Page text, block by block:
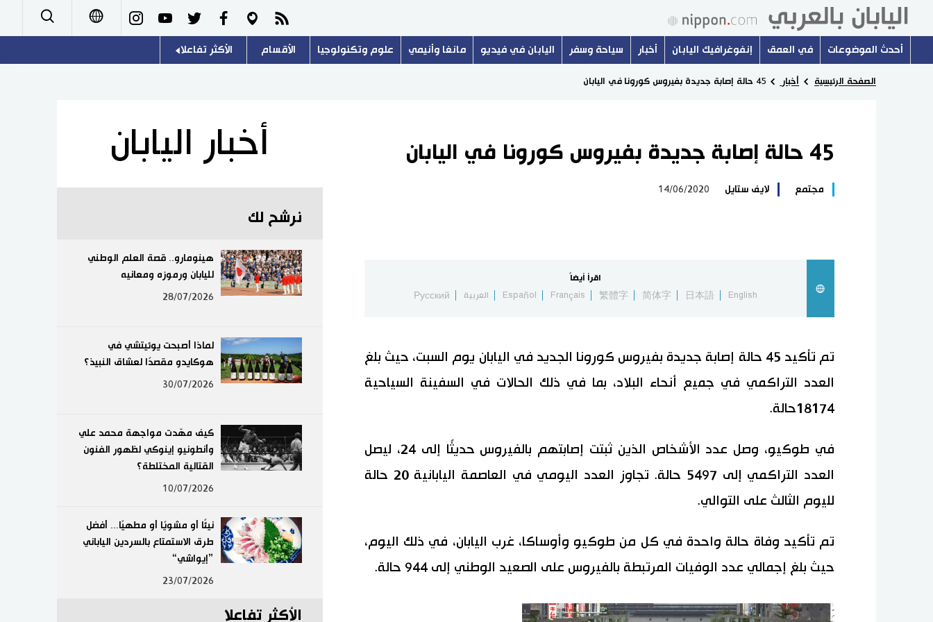
Русский
أحدث الموضوعات في العمق إنفوغرافيك اليابان أخبار سياحة وسفر اليابان في فيديو مانغا وأنيمي علوم وتكنولوجيا الأقسام
تجارب وآراء
سياسة
اقتصاد
مجتمع
ثقافة
طوكيو
الأكثر تفاعلا
هو وهي
المطبخ الياباني
الصفحة الرئيسية أخبار 45 حالة إصابة جديدة بفيروس كورونا في اليابان
45 حالة إصابة جديدة بفيروس كورونا في اليابان
مجتمع لايف ستايل 14/06/2020
اقرأ أيضاً
English
日本語
简体字
繁體字
Français
Español العربية Русский
تم تأكيد 45 حالة إصابة جديدة بفيروس كورونا الجديد في اليابان يوم السبت، حيث بلغ
العدد التراكمي في جميع أنحاء البلاد، بما في ذلك الحالات في السفينة السياحية
18174حالة.
في طوكيو، وصل عدد الأشخاص الذين ثبتت إصابتهم بالفيروس حديثًا إلى 24، ليصل
العدد التراكمي إلى 5497 حالة. تجاوز العدد اليومي في العاصمة اليابانية 20 حالة
لليوم الثالث على التوالي.
تم تأكيد وفاة حالة واحدة في كل من طوكيو وأوساكا، غرب اليابان، في ذلك اليوم،
حيث بلغ إجمالي عدد الوفيات المرتبطة بالفيروس على الصعيد الوطني إلى 944 حالة.
أخبار اليابان
نرشح لك
هينومارو.. قصة العلم الوطني
لليابان ورموزه ومعانيه
28/07/2026
لماذا أصبحت يوئيتشي في
هوكايدو مقصدًا لعشاق النبيذ؟
30/07/2026
كيف مهّدت مواجهة محمد علي
وأنطونيو إينوكي لظهور الفنون
القتالية المختلطة؟
10/07/2026
نيئًا أو مشويًا أو مطهيًا... أفضل
طرق الاستمتاع بالسردين الياباني
”إيواشي“
23/07/2026
الأكثر تفاعلا